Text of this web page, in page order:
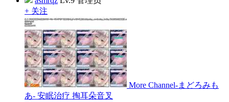
+ 关注
More Channel-まどろみも
あ- 安眠治疗 掏耳朵音叉